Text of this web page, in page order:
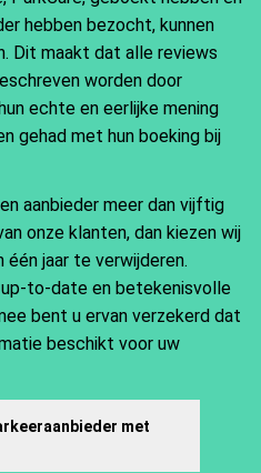
hebben bezocht, kunnen
Dit maakt dat alle reviews
worden door
echte en eerlijke mening
gehad met hun boeking bij
aanbieder meer dan vijftig
onze klanten, dan kiezen wij
één jaar te verwijderen.
to-date en betekenisvolle
bent u ervan verzekerd dat
beschikt voor uw
met